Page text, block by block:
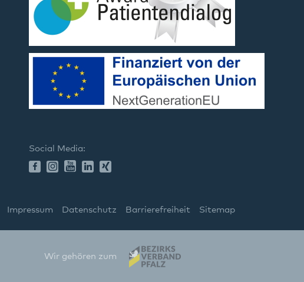
Social Media:
Impressum Datenschutz Barrierefreiheit Sitemap
Wir gehören zum